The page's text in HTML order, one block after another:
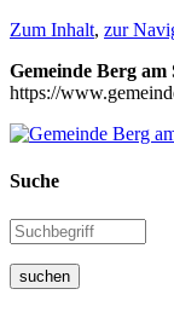
Zum Inhalt, zur
Gemeinde Berg am
https://
Suche
suchen